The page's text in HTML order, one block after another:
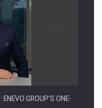
ENEVO GROUP’S ONE-